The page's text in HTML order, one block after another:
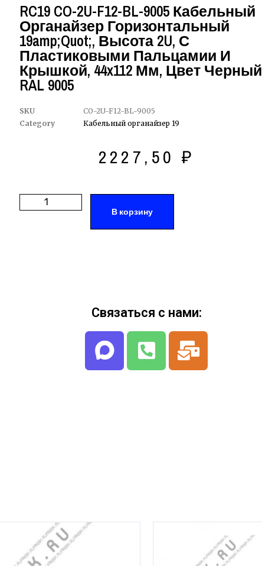
RC19 CO-2U-F12-BL-9005 Кабельный
Органайзер Горизонтальный
19amp;quot;, Высота 2U, С
Пластиковыми Пальцамии И
Крышкой, 44x112 Мм, Цвет Черный
RAL 9005
SKU
CO-2U-F12-BL-9005
Category
Кабельный органайзер 19
2227,50 ₽
В корзину
Связаться с нами: